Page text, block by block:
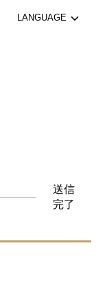
LANGUAGE
送信
完了